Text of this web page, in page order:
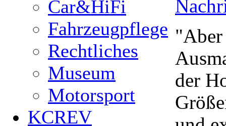
Car&HiFi
Fahrzeugpflege
Rechtliches
Museum
Motorsport
KCREV
"Aber
der